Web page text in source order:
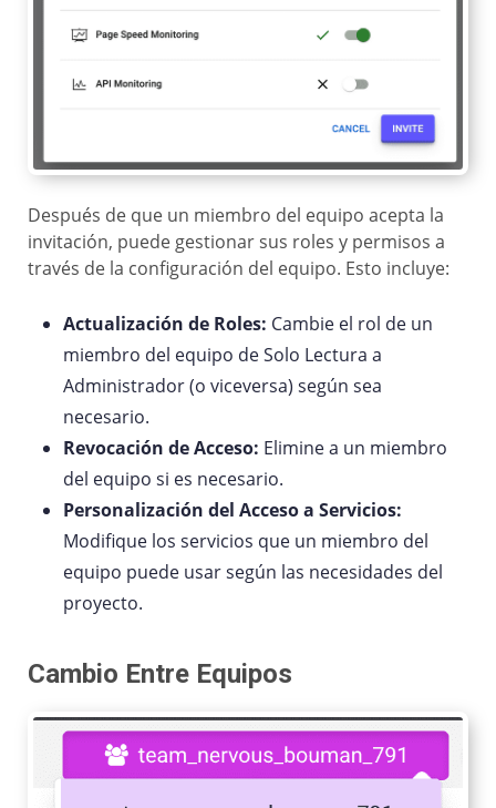
Después de que un miembro del equipo acepta la
invitación, puede gestionar sus roles y permisos a
través de la configuración del equipo. Esto incluye:
Actualización de Roles: Cambie el rol de un
miembro del equipo de Solo Lectura a
Administrador (o viceversa) según sea
necesario.
Revocación de Acceso: Elimine a un miembro
del equipo si es necesario.
Personalización del Acceso a Servicios:
Modifique los servicios que un miembro del
equipo puede usar según las necesidades del
proyecto.
Cambio Entre Equipos